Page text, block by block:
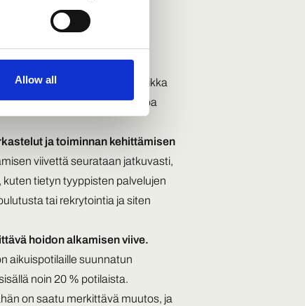
Allow all
ja korjata hoitolinjaa
potilaan vointia ja kerätä
toteutumisesta toistuvasti, vaikka
hoitoa ja räätälöidä hoitoa
ja toiminnan kehittämisen
viivettä seurataan jatkuvasti,
tietyn tyyppisten palvelujen
tai rekrytointia ja siten
hoidon alkamisen viive.
aikuispotilaille suunnatun
noin 20 % potilaista.
on saatu merkittävä muutos, ja